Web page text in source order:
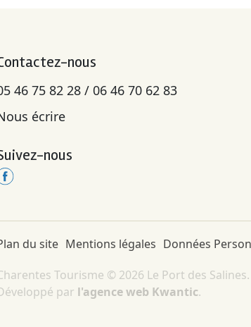
nous
46 75 82 28 / 06 46 70 62 83
écrire
nous
du site Mentions légales Données
Tourisme © 2026 Le Port des
par l'agence web Kwantic.